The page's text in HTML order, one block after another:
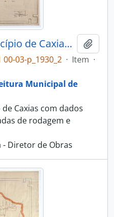
Planta Geral do Município de Caxias - Divisão territorial
00-03-p_1930_2 · Item ·
Municipal de
Caxias com dados
de rodagem e
- Diretor de Obras